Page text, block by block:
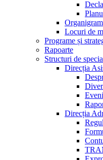
Locuri de
Programe și
Rapoarte
Structuri de
Direcția
Direcția